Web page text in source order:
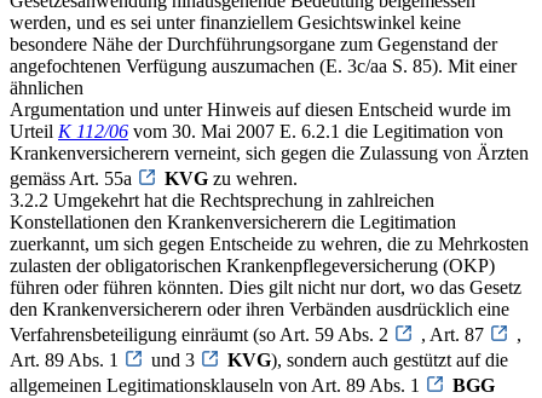
werden, und es sei unter finanziellem Gesichtswinkel keine
besondere Nähe der Durchführungsorgane zum Gegenstand der
angefochtenen Verfügung auszumachen (E. 3c/aa S. 85). Mit einer
ähnlichen
Argumentation und unter Hinweis auf diesen Entscheid wurde im
Urteil K 112/06 vom 30. Mai 2007 E. 6.2.1 die Legitimation von
Krankenversicherern verneint, sich gegen die Zulassung von Ärzten
gemäss Art. 55a
KVG zu wehren.
3.2.2 Umgekehrt hat die Rechtsprechung in zahlreichen
Konstellationen den Krankenversicherern die Legitimation
zuerkannt, um sich gegen Entscheide zu wehren, die zu Mehrkosten
zulasten der obligatorischen Krankenpflegeversicherung (OKP)
führen oder führen könnten. Dies gilt nicht nur dort, wo das Gesetz
den Krankenversicherern oder ihren Verbänden ausdrücklich eine
Verfahrensbeteiligung einräumt (so Art. 59 Abs. 2
, Art. 87
,
Art. 89 Abs. 1
und 3 KVG), sondern auch gestützt auf die
allgemeinen Legitimationsklauseln von Art. 89 Abs. 1
BGG